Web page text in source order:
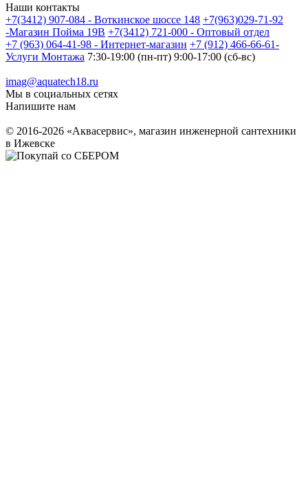
Наши контакты
+7(3412) 907-084 - Воткинское шоссе 148 +7(963)029-71-92
-Магазин Пойма 19В +7(3412) 721-000 - Оптовый отдел
+7 (963) 064-41-98 - Интернет-магазин +7 (912) 466-66-61-
Услуги Монтажа 7:30-19:00 (пн-пт) 9:00-17:00 (сб-вс)
imag@aquatech18.ru
Мы в социальных сетях
Напишите нам
© 2016-2026 «Аквасервис», магазин инженерной сантехники
в Ижевске